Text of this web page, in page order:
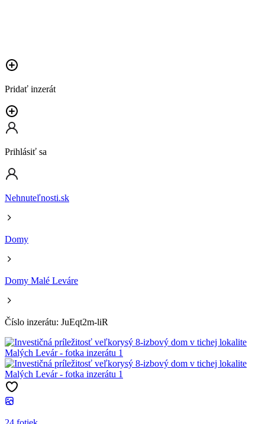
Pridať inzerát
Prihlásiť sa
Nehnuteľnosti.sk
Domy
Domy Malé Leváre
Číslo inzerátu: JuEqt2m-liR